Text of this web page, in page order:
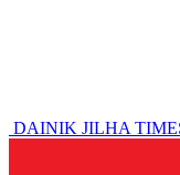
DAINIK JILHA